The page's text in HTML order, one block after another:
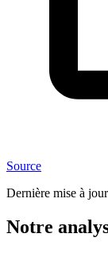
Source
Dernière mise à
Notre